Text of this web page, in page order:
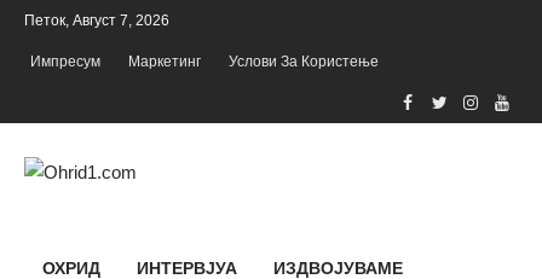
Петок, Август 7, 2026
Импресум Маркетинг Услови За Користење
ОХРИД ИНТЕРВЈУА ИЗДВОЈУВАМЕ